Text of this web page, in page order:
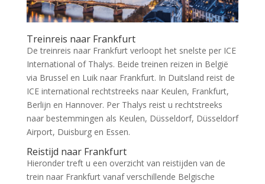
Treinreis naar Frankfurt
De treinreis naar Frankfurt verloopt het snelste per ICE
International of Thalys. Beide treinen reizen in België
via Brussel en Luik naar Frankfurt. In Duitsland reist de
ICE international rechtstreeks naar Keulen, Frankfurt,
Berlijn en Hannover. Per Thalys reist u rechtstreeks
naar bestemmingen als Keulen, Düsseldorf, Düsseldorf
Airport, Duisburg en Essen.
Reistijd naar Frankfurt
Hieronder treft u een overzicht van reistijden van de
trein naar Frankfurt vanaf verschillende Belgische